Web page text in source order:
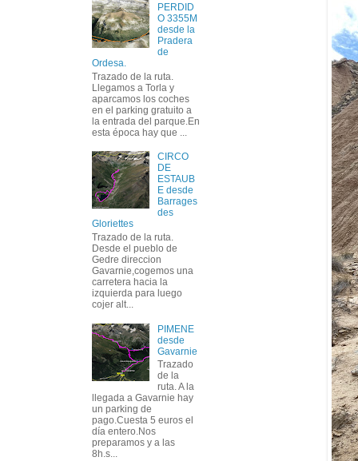
PERDID
O 3355M
desde la
Pradera
de
Ordesa.
Trazado de la ruta.
Llegamos a Torla y
aparcamos los coches
en el parking gratuito a
la entrada del parque.En
esta época hay que ...
CIRCO
DE
ESTAUB
E desde
Barrages
des
Gloriettes
Trazado de la ruta.
Desde el pueblo de
Gedre direccion
Gavarnie,cogemos una
carretera hacia la
izquierda para luego
cojer alt...
PIMENE
desde
Gavarnie
Trazado
de la
ruta. A la
llegada a Gavarnie hay
un parking de
pago.Cuesta 5 euros el
día entero.Nos
preparamos y a las
8h.s...